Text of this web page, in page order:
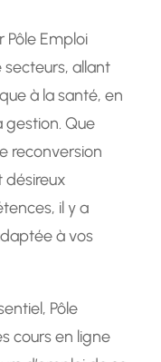
Emploi
allant
à la santé, en
gestion. Que
reconversion
désireux
il y a
à vos
Pôle
cours en ligne